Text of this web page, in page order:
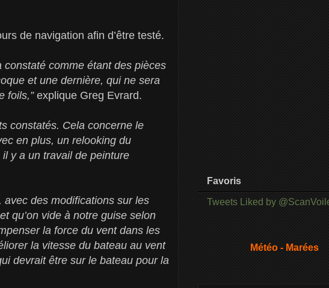
de navigation afin d’être testé.
constaté comme étant des pièces
et une dernière, qui ne sera
foils,”explique Greg Evrard.
constatés. Cela concerne le
en plus, un relooking du
y a un travail de peinture
avec des modifications sur les
qu’on vide à notre guise selon
la force du vent dans les
la vitesse du bateau au vent
devrait être sur le bateau pour la
Favoris
Tweets Liked by
Météo - Marées